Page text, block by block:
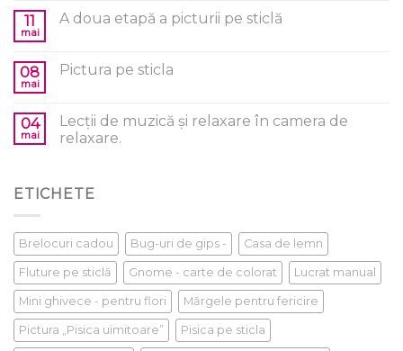
11
mai
A doua etapă a picturii pe sticlă
08
mai
Pictura pe sticla
04
mai
Lecții de muzică și relaxare în camera de
relaxare.
ETICHETE
Brelocuri cadou Bug-uri de gips - Casa de lemn
Fluture pe sticlă Gnome - carte de colorat Lucrat manual
Mini ghivece - pentru flori Mărgele pentru fericire
Pictura „Pisica uimitoare” Pisica pe sticla